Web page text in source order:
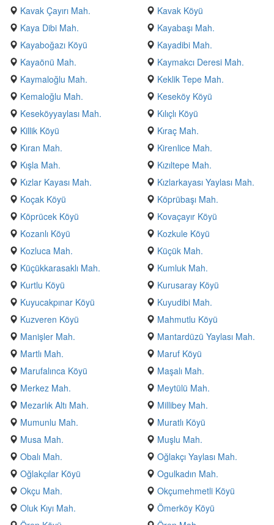
Kavak Çayırı Mah.
Kavak Köyü
Kaya Dibi Mah.
Kayabaşı Mah.
Kayaboğazı Köyü
Kayadibi Mah.
Kayaönü Mah.
Kaymakcı Deresi Mah.
Kaymaloğlu Mah.
Keklik Tepe Mah.
Kemaloğlu Mah.
Keseköy Köyü
Keseköyyaylası Mah.
Kılıçlı Köyü
Killik Köyü
Kıraç Mah.
Kıran Mah.
Kirenlice Mah.
Kışla Mah.
Kızıltepe Mah.
Kızlar Kayası Mah.
Kızlarkayası Yaylası Mah.
Koçak Köyü
Köprübaşı Mah.
Köprücek Köyü
Kovaçayır Köyü
Kozanlı Köyü
Kozkule Köyü
Kozluca Mah.
Küçük Mah.
Küçükkarasaklı Mah.
Kumluk Mah.
Kurtlu Köyü
Kurusaray Köyü
Kuyucakpınar Köyü
Kuyudibi Mah.
Kuzveren Köyü
Mahmutlu Köyü
Manişler Mah.
Mantardüzü Yaylası Mah.
Martlı Mah.
Maruf Köyü
Marufalınca Köyü
Maşalı Mah.
Merkez Mah.
Meytülü Mah.
Mezarlık Altı Mah.
Millibey Mah.
Mumunlu Mah.
Muratlı Köyü
Musa Mah.
Muşlu Mah.
Obalı Mah.
Oğlakçı Yaylası Mah.
Oğlakçılar Köyü
Ogulkadın Mah.
Okçu Mah.
Okçumehmetli Köyü
Oluk Kıyı Mah.
Ömerköy Köyü